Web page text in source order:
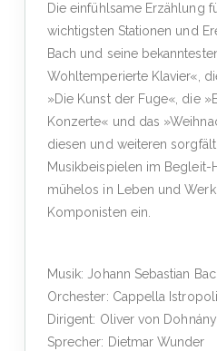
Die einfühlsame Erzählung
wichtigsten Stationen und
Bach und seine
Wohltemperierte Klavier«,
»Die Kunst der Fuge«, die
Konzerte« und das
diesen und weiteren
Musikbeispielen im Begleit-
mühelos in Leben und
Komponisten ein.
Musik: Johann Sebastian
Orchester: Cappella
Dirigent: Oliver von
Sprecher: Dietmar Wunder